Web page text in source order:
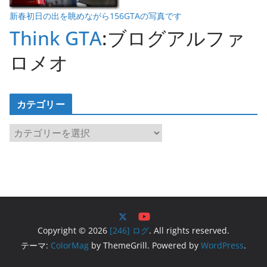
新春初日の出を眺めながら156GTAの写真です
Think GTA:ブログアルファ
ロメオ
カテゴリー
カ
テ
Copyright © 2026 [246] ログ. All rights reserved.
テーマ: ColorMag by ThemeGrill. Powered by WordPress.